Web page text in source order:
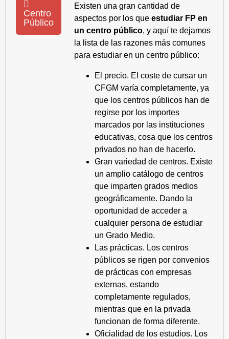
Centro
Público
Existen una gran cantidad de
aspectos por los que estudiar FP en
un centro público, y aquí te dejamos
la lista de las razones más comunes
para estudiar en un centro público:
El precio. El coste de cursar un
CFGM varía completamente, ya
que los centros públicos han de
regirse por los importes
marcados por las instituciones
educativas, cosa que los centros
privados no han de hacerlo.
Gran variedad de centros. Existe
un amplio catálogo de centros
que imparten grados medios
geográficamente. Dando la
oportunidad de acceder a
cualquier persona de estudiar
un Grado Medio.
Las prácticas. Los centros
públicos se rigen por convenios
de prácticas con empresas
externas, estando
completamente regulados,
mientras que en la privada
funcionan de forma diferente.
Oficialidad de los estudios. Los